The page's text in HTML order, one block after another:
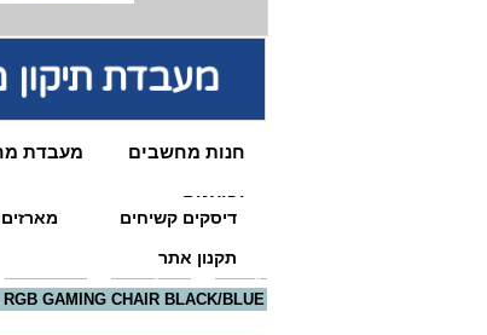
חנות מחשבים מעבדת
יבואנים
דיסקים קשיחים
תקנון אתר
מעבדת
דף הבית >>
GAMING CHAIR BLACK/BLUE